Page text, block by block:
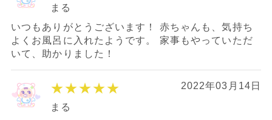
まる
いつもありがとうございます！ 赤ちゃんも、気持ち
よくお風呂に入れたようです。 家事もやっていただ
いて、助かりました！
★★★★★ 2022年03月14日
まる